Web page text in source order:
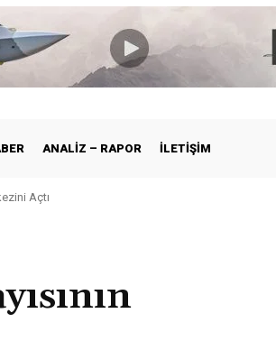
ANALIZ – RAPOR İLETIŞIM
Açtı